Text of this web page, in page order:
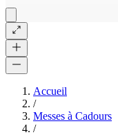
Accueil
/
Messes à Cadours
/